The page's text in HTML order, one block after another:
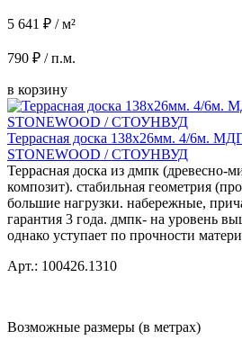
5 641 ₽ / м²
790 ₽ / п.м.
в корзину
Террасная доска 138x26мм. 4/6м.
STONEWOOD / СТОУНВУД
Террасная доска из дмпк (древесно-
композит). стабильная геометрия
большие нагрузки. набережные,
гарантия 3 года. дмпк- на уровень
однако уступает по прочности
Арт.: 100426.1310
Возможные размеры (в метрах)